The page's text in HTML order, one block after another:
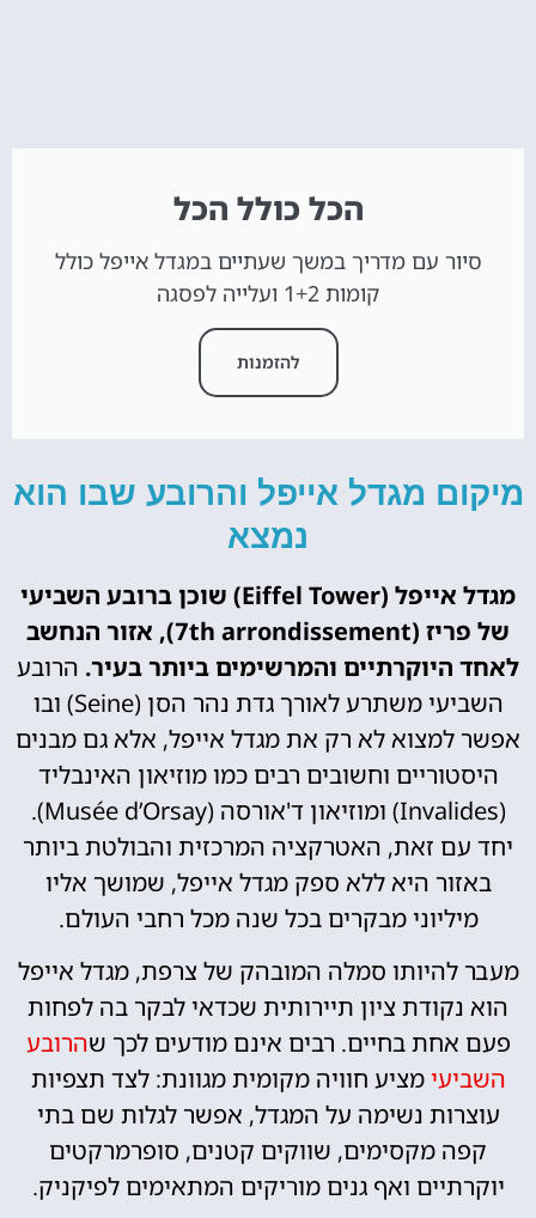
הכל כולל הכל
סיור עם מדריך במשך שעתיים במגדל אייפל כולל
קומות 1+2 ועלייה לפסגה
להזמנות
מיקום מגדל אייפל והרובע שבו הוא
נמצא
מגדל אייפל (Eiffel Tower) שוכן ברובע השביעי
של פריז (7th arrondissement), אזור הנחשב
לאחד היוקרתיים והמרשימים ביותר בעיר. הרובע
השביעי משתרע לאורך גדת נהר הסן (Seine) ובו
אפשר למצוא לא רק את מגדל אייפל, אלא גם מבנים
היסטוריים וחשובים רבים כמו מוזיאון האינבליד
(Invalides) ומוזיאון ד'אורסה (Musée d’Orsay).
יחד עם זאת, האטרקציה המרכזית והבולטת ביותר
באזור היא ללא ספק מגדל אייפל, שמושך אליו
מיליוני מבקרים בכל שנה מכל רחבי העולם.
מעבר להיותו סמלה המובהק של צרפת, מגדל אייפל
הוא נקודת ציון תיירותית שכדאי לבקר בה לפחות
פעם אחת בחיים. רבים אינם מודעים לכך שהרובע
השביעימציע חוויה מקומית מגוונת: לצד תצפיות
עוצרות נשימה על המגדל, אפשר לגלות שם בתי
קפה מקסימים, שווקים קטנים, סופרמרקטים
יוקרתיים ואף גנים מוריקים המתאימים לפיקניק.